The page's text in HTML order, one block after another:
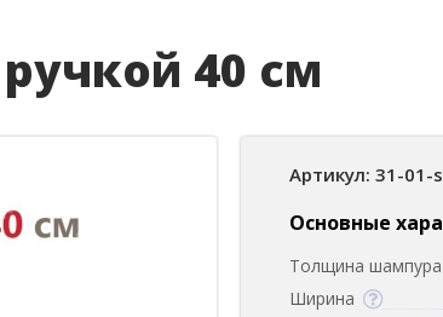
40 см
Артикул: 31-01-
Основные
Толщина
Ширина